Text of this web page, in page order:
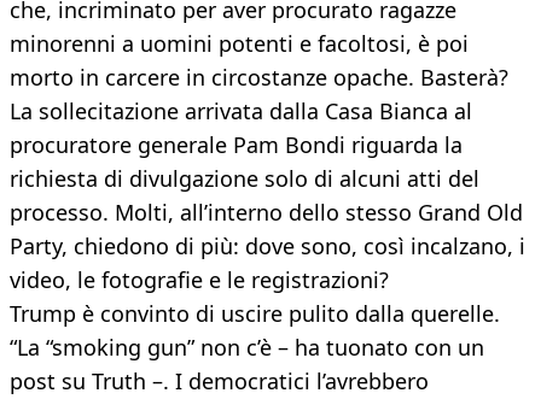
che, incriminato per aver procurato ragazze
minorenni a uomini potenti e facoltosi, è poi
morto in carcere in circostanze opache. Basterà?
La sollecitazione arrivata dalla Casa Bianca al
procuratore generale Pam Bondi riguarda la
richiesta di divulgazione solo di alcuni atti del
processo. Molti, all’interno dello stesso Grand Old
Party, chiedono di più: dove sono, così incalzano, i
video, le fotografie e le registrazioni?
Trump è convinto di uscire pulito dalla querelle.
“La “smoking gun” non c’è – ha tuonato con un
post su Truth –. I democratici l’avrebbero